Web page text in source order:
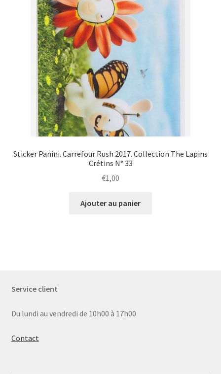
Sticker Panini. Carrefour Rush 2017. Collection The Lapins
Crétins N° 33
€1,00
Ajouter au panier
Service client
Du lundi au vendredi de 10h00 à 17h00
Contact